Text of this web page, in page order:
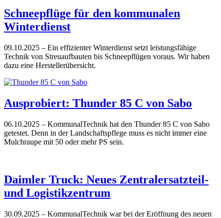
Schneepflüge für den kommunalen
Winterdienst
09.10.2025 – Ein effizienter Winterdienst setzt leistungsfähige
Technik von Streuaufbauten bis Schneepflügen voraus. Wir haben
dazu eine Herstellerübersicht.
Ausprobiert: Thunder 85 C von Sabo
06.10.2025 – KommunalTechnik hat den Thunder 85 C von Sabo
getestet. Denn in der Landschaftspflege muss es nicht immer eine
Mulchraupe mit 50 oder mehr PS sein.
Daimler Truck: Neues Zentralersatzteil-
und Logistikzentrum
30.09.2025 – KommunalTechnik war bei der Eröffnung des neuen